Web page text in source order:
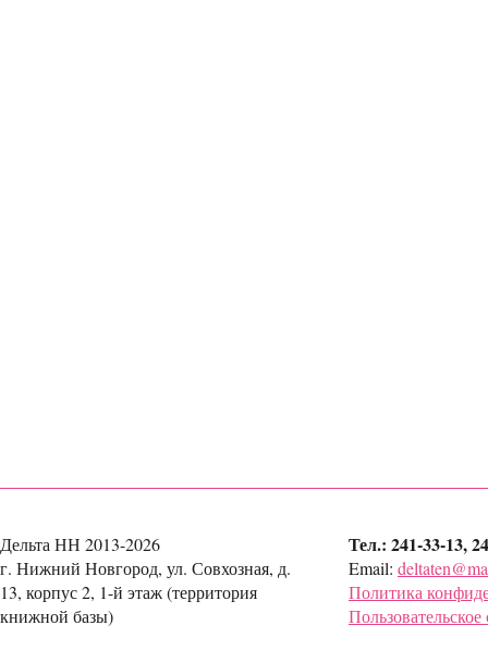
Дельта НН 2013-2026
г. Нижний Новгород, ул. Совхозная, д.
13, корпус 2, 1-й этаж (территория
книжной базы)
Тел.: 241-33-13,
Email:
Политика